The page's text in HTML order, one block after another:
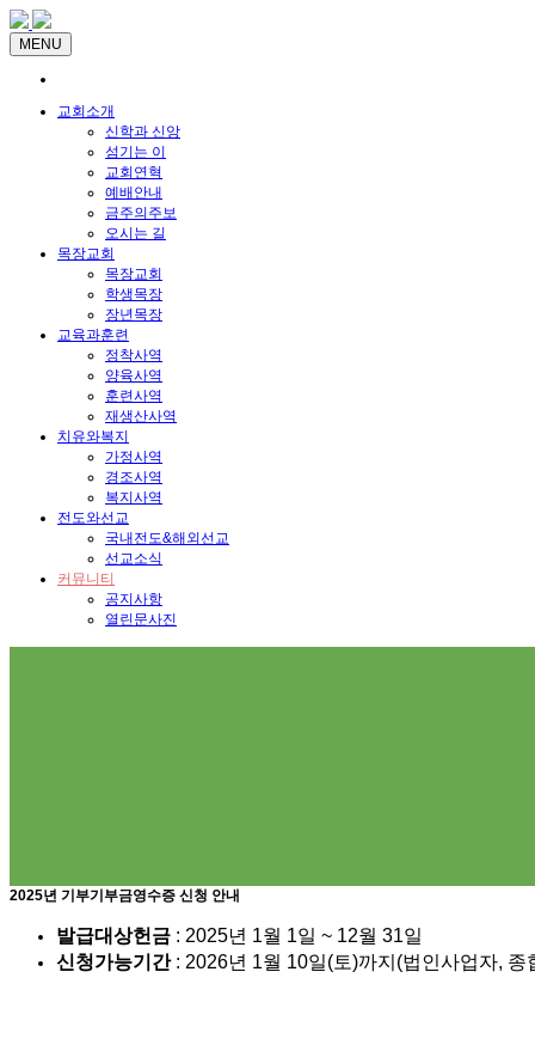
MENU
교회소개
신학과 신앙
섬기는 이
교회연혁
예배안내
금주의주보
오시는 길
목장교회
목장교회
학생목장
장년목장
교육과훈련
정착사역
양육사역
훈련사역
재생산사역
치유와복지
가정사역
경조사역
복지사역
전도와선교
국내전도&해외선교
선교소식
커뮤니티
공지사항
열린문사진
2025년 기부기부금영수증 신청 안내
발급대상헌금 : 2025년 1월 1일 ~ 12월 31일
신청가능기간: 2026년 1월 10일(토)까지(법인사업자, 종